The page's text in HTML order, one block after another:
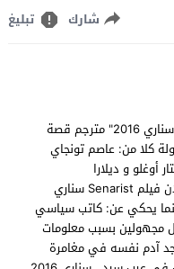
شارك تبليغ
مشاهدة وتحميل فيلم الغموض التركي "سناري 2016" مترجم قصة
كلا من: عاصم تونجاي
أوغلو و ديلارا
بويوكبايراكتار و إبرو ساريتاش و علي أصلان فيلم Senarist سناري
يحكي عن: كاتب سياسي
مجهولين بسبب معلومات
آدم نفسه في مغامرة